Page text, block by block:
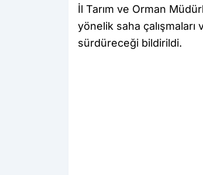
İl Tarım ve Orman
yönelik saha
sürdüreceği bildirildi.